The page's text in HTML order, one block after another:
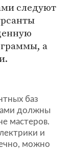
следуют
а
баз
должны
мастеров.
и
можно